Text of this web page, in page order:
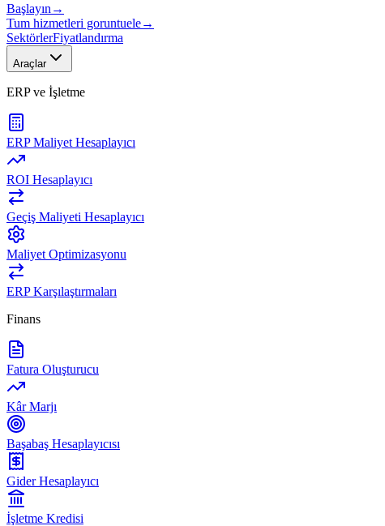
Başlayın →
Tum hizmetleri goruntuele→
SektörlerFiyatlandırma
Araçlar
ERP ve İşletme
ERP Maliyet Hesaplayıcı
ROI Hesaplayıcı
Geçiş Maliyeti Hesaplayıcı
Maliyet Optimizasyonu
ERP Karşılaştırmaları
Finans
Fatura Oluşturucu
Kâr Marjı
Başabaş Hesaplayıcısı
Gider Hesaplayıcı
İşletme Kredisi